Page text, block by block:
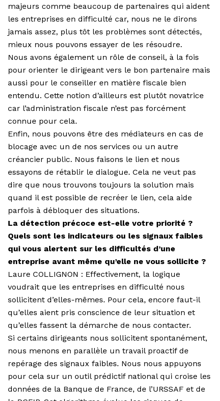
majeurs comme beaucoup de partenaires qui aident
les entreprises en difficulté car, nous ne le dirons
jamais assez, plus tôt les problèmes sont détectés,
mieux nous pouvons essayer de les résoudre.
Nous avons également un rôle de conseil, à la fois
pour orienter le dirigeant vers le bon partenaire mais
aussi pour le conseiller en matière fiscale bien
entendu. Cette notion d’ailleurs est plutôt novatrice
car l’administration fiscale n’est pas forcément
connue pour cela.
Enfin, nous pouvons être des médiateurs en cas de
blocage avec un de nos services ou un autre
créancier public. Nous faisons le lien et nous
essayons de rétablir le dialogue. Cela ne veut pas
dire que nous trouvons toujours la solution mais
quand il est possible de recréer le lien, cela aide
parfois à débloquer des situations.
La détection précoce est-elle votre priorité ?
Quels sont les indicateurs ou les signaux faibles
qui vous alertent sur les difficultés d’une
entreprise avant même qu’elle ne vous sollicite ?
Laure COLLIGNON : Effectivement, la logique
voudrait que les entre­prises en difficulté nous
sollicitent d’elles-mêmes. Pour cela, encore faut-il
qu’elles aient pris conscience de leur situation et
qu’elles fassent la démarche de nous contacter.
Si certains dirigeants nous sollicitent spontanément,
nous menons en parallèle un travail proactif de
repérage des signaux faibles. Nous nous appuyons
pour cela sur un outil prédictif national qui croise les
données de la Banque de France, de l’URSSAF et de